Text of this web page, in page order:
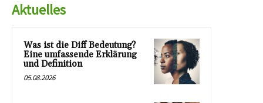
Aktuelles
Was ist die Diff Bedeutung?
Eine umfassende Erklärung
und Definition
05.08.2026